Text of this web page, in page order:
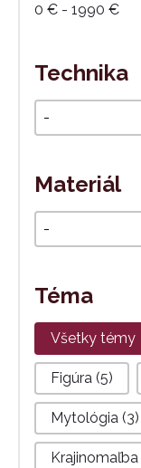
0 € - 1990 €
Technika
Materiál
Téma
Téma
Všetky témy
Figúra (5)
Mytológia (3)
Krajinomaľba